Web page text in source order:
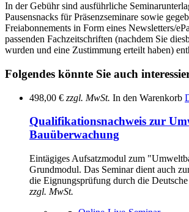
In der Gebühr sind ausführliche
Pausensnacks für Präsenzseminare sowie
Freiabonnements in Form eines Newsletters/
passenden Fachzeitschriften (nachdem Sie
wurden und eine Zustimmung erteilt haben)
Folgendes könnte Sie auch
498,00 € zzgl. MwSt. In den Warenkorb
Qualifikationsnachweis zur
Bauüberwachung
Eintägiges Aufsatzmodul zum
Grundmodul. Das Seminar dient auch
die Eignungsprüfung durch die
zzgl. MwSt.